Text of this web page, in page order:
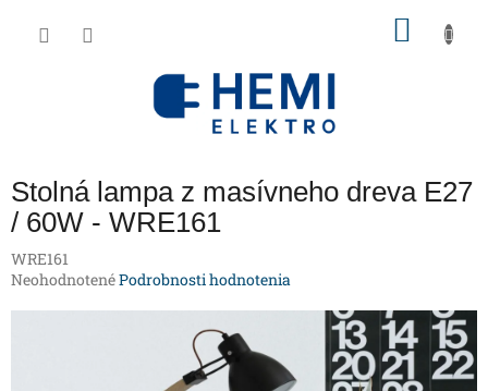
Stolná lampa z masívneho dreva E27
/ 60W - WRE161
WRE161
Priemerné
NeohodnotenéPodrobnosti hodnotenia